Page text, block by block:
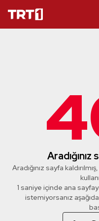
Aradığınız sayfa
1 saniye içinde ana
istemiyorsanız